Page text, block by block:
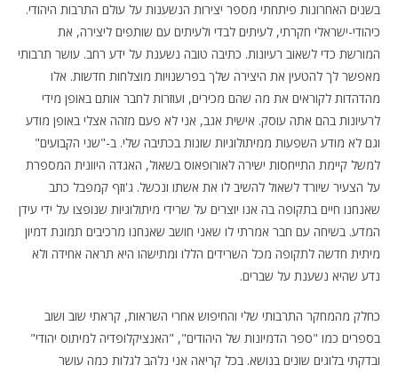
בשנים האחרונות פיתחתי מספר יצירות הנשענות על עולם התרבות היהודי.
כיהודי-ישראלי חקרתי, לעיתים לבדי ולעיתים עם שותפים ליצירה, את
המורשת כדי לשאוב רעיונות. כתיבה טובה נשענת על ידע רחב. עושר תרבותי
מאפשר לך להטעין את היצירה שלך בפרשנויות מוצלחות חדשות. אלו
מהדהדות לקוראים את מה שהם מכירים, ועוזרות לחבר אותם באופן מידי
לרעיונות בהם אתה עוסק. אישית אגב, אני לא פעם מזהה אצלי באופן מודע
וגם לא מודע השפעות ממיתולוגיות שונות בכתיבה שלי. ב-"שני הקבועים"
למשל קיימת התייחסות ישירה לאורופאוס בשאול, האגדה היוונית המספרת
על הצעיר שיורד לשאול להשיב לו את אשתו ונכשל. ג'וזף קמפבל כתב
שאנחנו חיים בתקופה בה אנו יוצרים על שרידי מיתולוגיות שנופצו על ידי עידן
המדע. בשיחה עם חבר אמרתי לו שאני חושב שאנחנו מרכיבים תמונת דמיון
מיתית חדשה לתקופה מכל השרידים הללו ומתישהו היא תראה אחידה ולא
נדע שהיא נשענת על שברים.
כחלק מהמחקר התרבותי שלי והחיפוש אחרי השראות, קראתי שוב ושוב
בספרים כמו "ספר הדמיונות של היהודים", "האנציקלופדיה למיתוס יהודי"
ובדקתי בלוגים שונים בנושא. בכל קריאה אני נלהב לגלות כמה עושר